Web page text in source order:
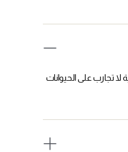
صناعية لا تجارب على الحيوانات